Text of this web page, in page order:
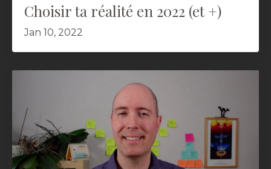
Choisir ta réalité en 2022 (et +)
Jan 10, 2022